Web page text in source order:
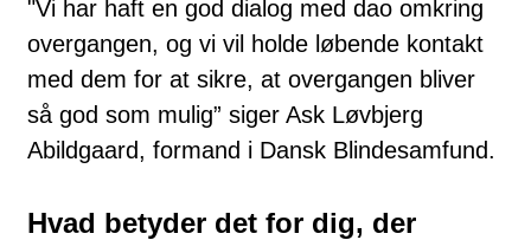
"Vi har haft en god dialog med dao omkring
overgangen, og vi vil holde løbende kontakt
med dem for at sikre, at overgangen bliver
så god som mulig” siger Ask Løvbjerg
Abildgaard, formand i Dansk Blindesamfund.
Hvad betyder det for dig, der